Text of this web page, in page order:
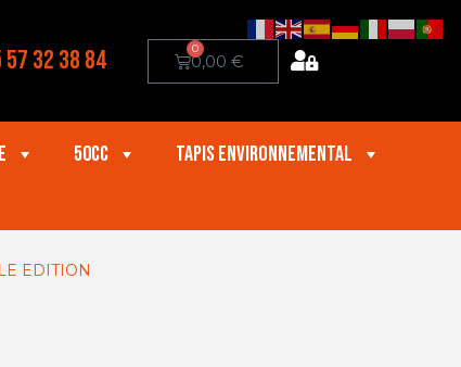
57 32 38 84 0,00 €
0
50cc
Tapis Environnemental
EDITION